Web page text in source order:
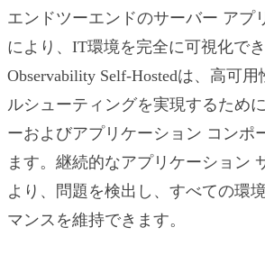
エンドツーエンドのサーバー アプ
により、IT環境を完全に可視化で
Observability Self-Hostedは、高可
ルシューティングを実現するため
ーおよびアプリケーション コンポ
ます。継続的なアプリケーション
より、問題を検出し、すべての環
マンスを維持できます。